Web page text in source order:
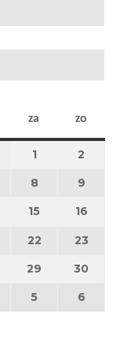
vrijdag
za zaterdag
zo
31 juli 2026
11 augustus
2
2026
augustus 2026
8 8 augustus
9
2026
14 augustus 2026
15 15 16
2026
21 augustus 2026
22 22 23
2026
28 augustus 2026
29 29 30
2026
september 2026
5 5 6